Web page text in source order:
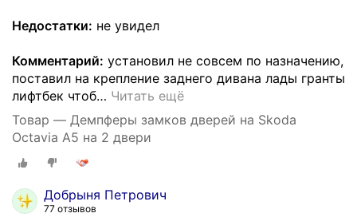
Недостатки: не увидел
Комментарий: установил не совсем по назначению,
поставил на крепление заднего дивана лады гранты
лифтбек чтоб… Читать ещё
Товар — Демпферы замков дверей на Skoda
Octavia A5 на 2 двери
Добрыня Петрович
77 отзывов